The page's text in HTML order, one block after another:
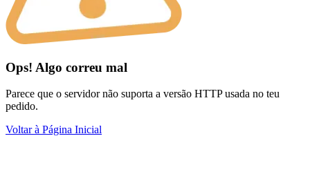
Ops! Algo correu mal
Parece que o servidor não suporta a versão HTTP usada no teu
pedido.
Voltar à Página Inicial